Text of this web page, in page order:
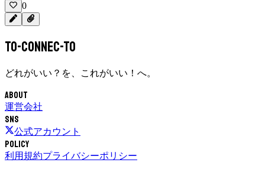
0
To-Connec-TO
どれがいい？を、これがいい！へ。
About
運営会社
SNS
公式アカウント
Policy
利用規約プライバシーポリシー